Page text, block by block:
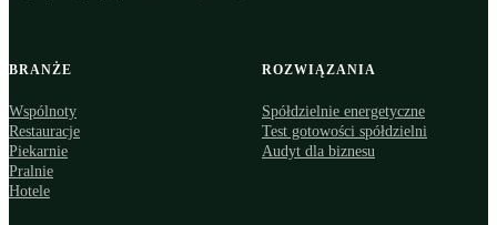
BRANŻE
Wspólnoty
Restauracje
Piekarnie
Pralnie
Hotele
ROZWIĄZANIA
Spółdzielnie energetyczne
Test gotowości spółdzielni
Audyt dla biznesu